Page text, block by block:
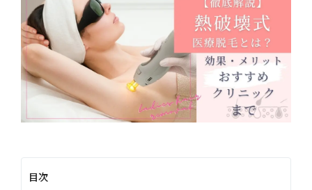
目次